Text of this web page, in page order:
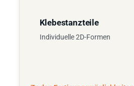
Klebestanzteile
Individuelle 2D-Formen